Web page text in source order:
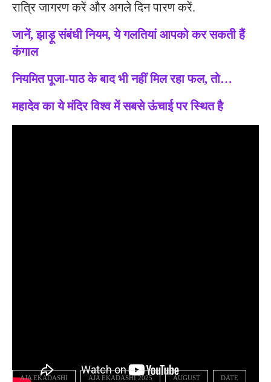
रात्रि जागरण करें और अगले दिन पारण करें.
जानें, झाड़ू संबंधी नियम, ये गलतियां आपको कर सकती हैं
कंगाल
नियमित पूजा-पाठ के बाद भी नहीं मिल रहा फल, तो…
महादेव का ये मंदिर विश्व में सबसे ऊंचाई पर स्थित है
AJA EKADASHI AJA EKADASHI 2025 AUGUST DATE